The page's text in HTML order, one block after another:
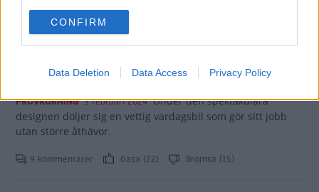
use your data for below specified purposes in below Google
consent section.
CONFIRM
Data Deletion Data Access Privacy Policy
4 kommentarer Gasa (7)
Kona Hybrid (2023)
PROVKÖRNING 3 februari 2024 Under den spektakulära
designen döljer sig en vettig vardagsbil som gör sitt jobb
utan större åthävor.
9 kommentarer Gasa (22) Bromsa (15)